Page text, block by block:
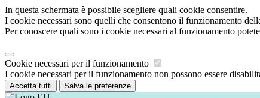
In questa schermata è possibile scegliere quali cookie consentire.
I cookie necessari sono quelli che consentono il funzionamento
Per conoscere quali sono i cookie necessari al funzionamento
Cookie necessari per il funzionamento
I cookie necessari per il funzionamento non possono essere
Accetta tutti Salva le preferenze